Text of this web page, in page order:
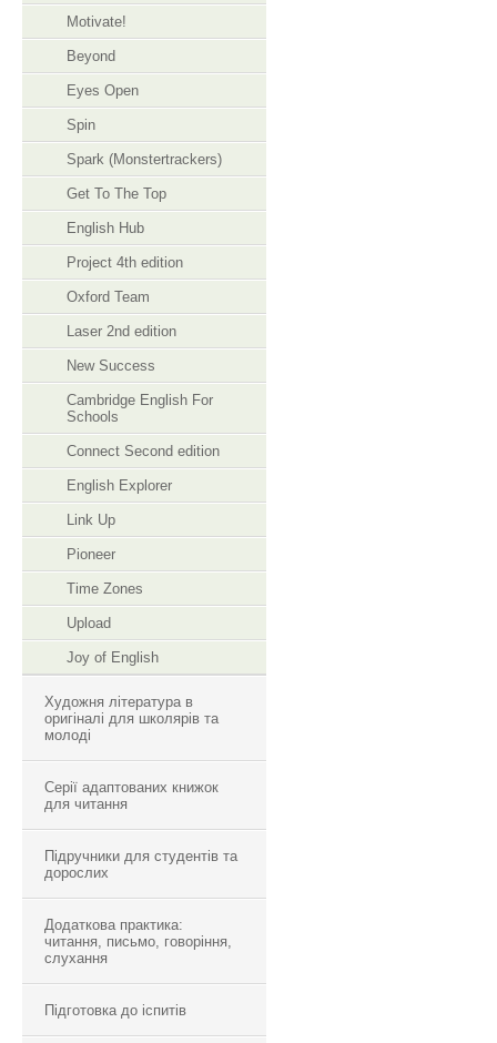
Motivate!
Beyond
Eyes Open
Spin
Spark (Monstertrackers)
Get To The Top
English Hub
Project 4th edition
Oxford Team
Laser 2nd edition
New Success
Cambridge English For
Schools
Connect Second edition
English Explorer
Link Up
Pioneer
Time Zones
Upload
Joy of English
Художня література в
оригіналі для школярів та
молоді
Серії адаптованих книжок
для читання
Підручники для студентів та
дорослих
Додаткова практика:
читання, письмо, говоріння,
слухання
Підготовка до іспитів